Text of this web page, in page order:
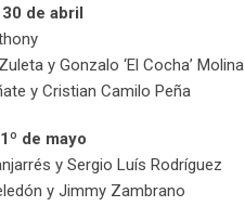
de abril
y Gonzalo ‘El Cocha’ Molina
y Cristian Camilo Peña
de mayo
y Sergio Luís Rodríguez
y Jimmy Zambrano